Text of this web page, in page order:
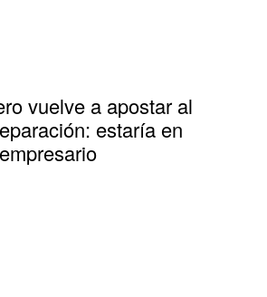
vuelve a apostar al
estaría en